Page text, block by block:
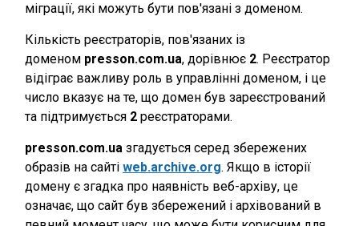
міграції, які можуть бути пов'язані з доменом.
Кількість реєстраторів, пов'язаних із
доменом presson.com.ua, дорівнює 2. Реєстратор
відіграє важливу роль в управлінні доменом, і це
число вказує на те, що домен був зареєстрований
та підтримується 2 реєстраторами.
presson.com.ua згадується серед збережених
образів на сайті web.archive.org. Якщо в історії
домену є згадка про наявність веб-архіву, це
означає, що сайт був збережений і архівований в